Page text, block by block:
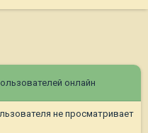
онлайн
не просматривает